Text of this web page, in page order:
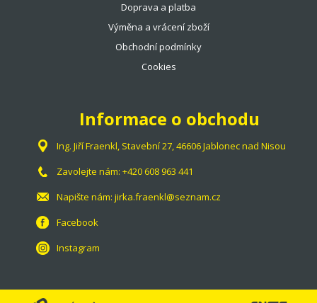
Doprava a platba
Výměna a vrácení zboží
Obchodní podmínky
Cookies
Informace o obchodu
Ing. Jiří Fraenkl, Stavební 27, 46606 Jablonec nad Nisou
Zavolejte nám: +420 608 963 441
Napište nám: jirka.fraenkl@seznam.cz
Facebook
Instagram